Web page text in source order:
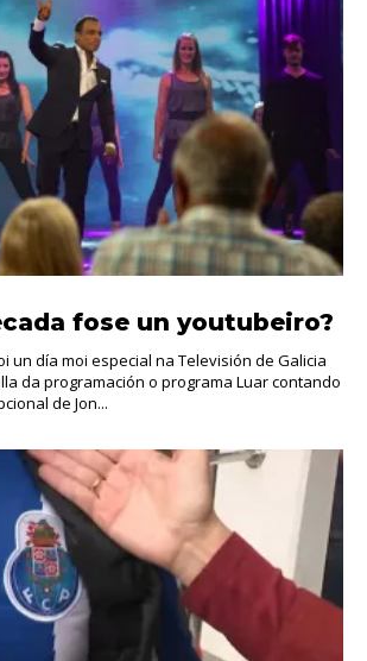
fose un youtubeiro?
un día moi especial na Televisión de Galicia
da programación o programa Luar contando
de Jon...